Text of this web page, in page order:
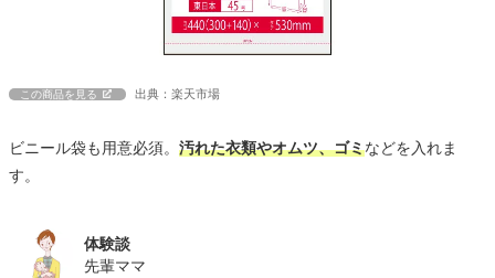
この商品を見る 出典：楽天市場
ビニール袋も用意必須。 汚れた衣類やオムツ、ゴミなどを入れま
す。
体験談
先輩ママ